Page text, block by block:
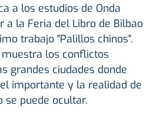
a los estudios de Onda
a la Feria del Libro de Bilbao
trabajo "Palillos chinos".
los conflictos
grandes ciudades donde
importante y la realidad de
se puede ocultar.